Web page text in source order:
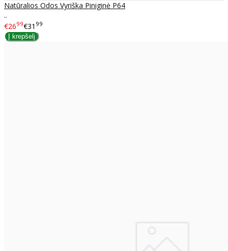
Natūralios Odos Vyriška Piniginė P64
..
€2699€31 99